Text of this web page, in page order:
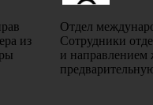
из
Отдел
Сотрудники
и